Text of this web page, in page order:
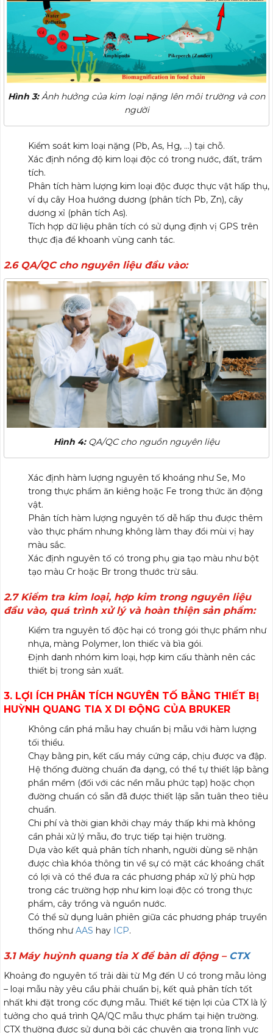
Hình 3:Ảnh hưởng của kim loại nặng lên môi trường và con
người
Kiểm soát kim loại nặng (Pb, As, Hg, …) tại chỗ.
Xác định nồng độ kim loại độc có trong nước, đất, trầm
tích.
Phân tích hàm lượng kim loại độc được thực vật hấp thụ,
ví dụ cây Hoa hướng dương (phân tích Pb, Zn), cây
dương xỉ (phân tích As).
Tích hợp dữ liệu phân tích có sử dụng định vị GPS trên
thực địa để khoanh vùng canh tác.
2.6 QA/QC cho nguyên liệu đầu vào:
Hình 4:QA/QC cho nguồn nguyên liệu
Xác định hàm lượng nguyên tố khoáng như Se, Mo
trong thực phẩm ăn kiêng hoặc Fe trong thức ăn động
vật.
Phân tích hàm lượng nguyên tố dễ hấp thu được thêm
vào thực phẩm nhưng không làm thay đổi mùi vị hay
màu sắc.
Xác định nguyên tố có trong phụ gia tạo màu như bột
tạo màu Cr hoặc Br trong thước trừ sâu.
2.7 Kiểm tra kim loại, hợp kim trong nguyên liệu
đầu vào, quá trình xử lý và hoàn thiện sản phẩm:
Kiểm tra nguyên tố độc hại có trong gói thực phẩm như
nhựa, màng Polymer, lon thiếc và bìa gói.
Định danh nhóm kim loại, hợp kim cấu thành nên các
thiết bị trong sản xuất.
3. LỢI ÍCH PHÂN TÍCH NGUYÊN TỐ BẰNG THIẾT BỊ
HUỲNH QUANG TIA X DI ĐỘNG CỦA BRUKER
Không cần phá mẫu hay chuẩn bị mẫu với hàm lượng
tối thiểu.
Chạy bằng pin, kết cấu máy cứng cáp, chịu được va đập.
Hệ thống đường chuẩn đa dạng, có thể tự thiết lập bằng
phần mềm (đối với các nền mẫu phức tạp) hoặc chọn
đường chuẩn có sẵn đã được thiết lập sẵn tuân theo tiêu
chuẩn.
Chi phí và thời gian khởi chạy máy thấp khi mà không
cần phải xử lý mẫu, đo trực tiếp tại hiện trường.
Dựa vào kết quả phân tích nhanh, người dùng sẽ nhận
được chìa khóa thông tin về sự có mặt các khoáng chất
có lợi và có thể đưa ra các phương pháp xử lý phù hợp
trong các trường hợp như kim loại độc có trong thực
phẩm, cây trồng và nguồn nước.
Có thể sử dụng luân phiên giữa các phương pháp truyền
thống nhưAAS hay ICP.
3.1 Máy huỳnh quang tia X để bàn di động – CTX
Khoảng đo nguyên tố trải dài từ Mg đến U có trong mẫu lỏng
– loại mẫu này yêu cầu phải chuẩn bị, kết quả phân tích tốt
nhất khi đặt trong cốc đựng mẫu. Thiết kế tiện lợi của CTX là lý
tưởng cho quá trình QA/QC mẫu thực phẩm tại hiện trường.
CTX thường được sử dụng bởi các chuyên gia trong lĩnh vực